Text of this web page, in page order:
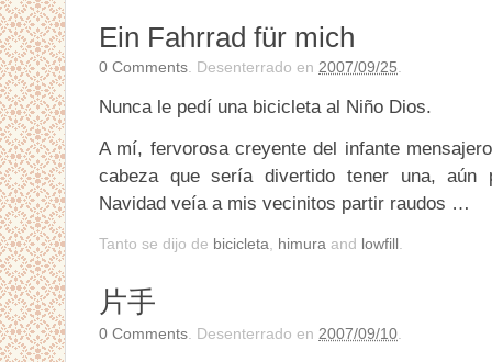
Ein Fahrrad für mich
0 Comments . Desenterrado en 2007/09/25
Nunca le pedí una bicicleta al Niño Dios.
A mí, fervorosa creyente del infante
cabeza que sería divertido tener una, aún
Navidad veía a mis vecinitos partir raudos …
Tanto se dijo de bicicleta himura and lowfill
片手
0 Comments . Desenterrado en 2007/09/10